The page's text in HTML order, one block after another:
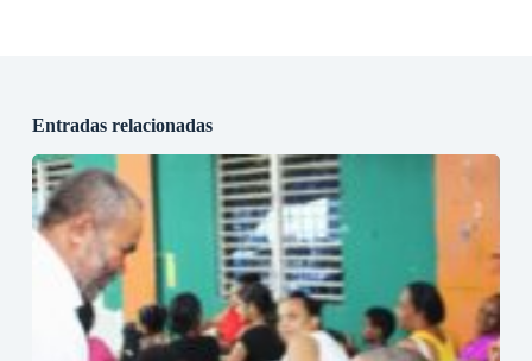
Entradas relacionadas